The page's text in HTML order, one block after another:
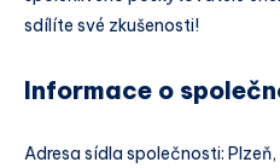
sdílíte své zkušenosti!
Informace o
Adresa sídla společnosti: